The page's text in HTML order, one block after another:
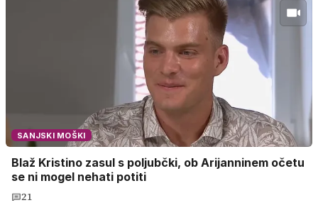
SANJSKI MOŠKI
Blaž Kristino zasul s poljubčki, ob Arijanninem očetu
se ni mogel nehati potiti
21